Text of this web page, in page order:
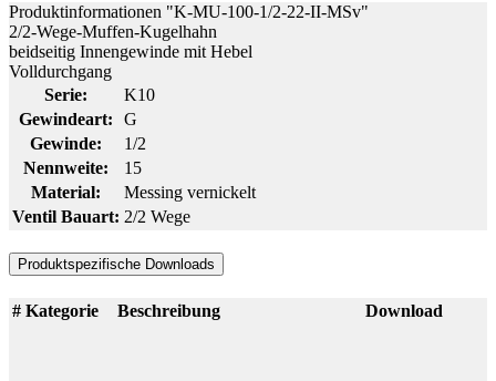
Produktinformationen "K-MU-100-1/2-22-II-MSv"
2/2-Wege-Muffen-Kugelhahn
beidseitig Innengewinde mit Hebel
Volldurchgang
Serie:
K10
Gewindeart:
G
Gewinde:
1/2
Nennweite:
15
Material:
Messing vernickelt
Ventil Bauart: 2/2 Wege
Produktspezifische Downloads
# Kategorie Beschreibung Download